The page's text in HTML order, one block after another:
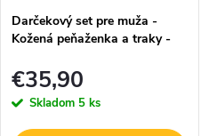
Darčekový set pre muža -
Kožená peňaženka a traky -
€35,90
Skladom 5 ks